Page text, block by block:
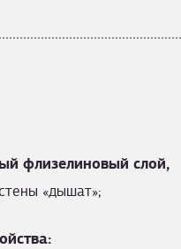
флизелиновый слой,
«дышат»;